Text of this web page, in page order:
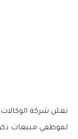
تعلن شركة
لموظفي مبيعات